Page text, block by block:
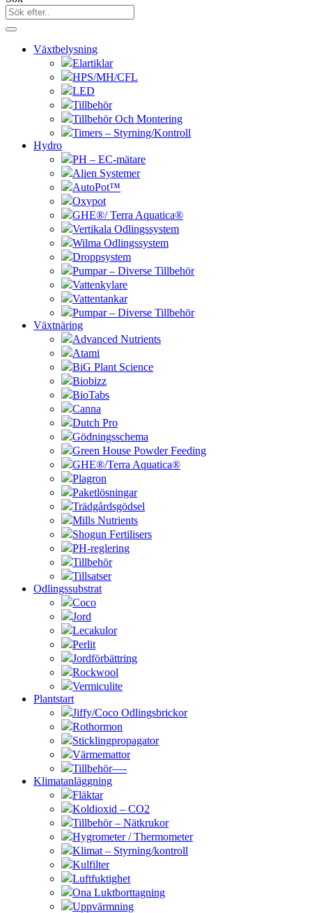
Växtbelysning
Elartiklar
HPS/MH/CFL
LED
Tillbehör
Tillbehör Och Montering
Timers – Styrning/Kontroll
Hydro
PH – EC-mätare
Alien Systemer
AutoPot™
Oxypot
GHE®/ Terra Aquatica®
Vertikala Odlingssystem
Wilma Odlingssystem
Droppsystem
Pumpar – Diverse Tillbehör
Vattenkylare
Vattentankar
Pumpar – Diverse Tillbehör
Växtnäring
Advanced Nutrients
Atami
BiG Plant Science
Biobizz
BioTabs
Canna
Dutch Pro
Gödningsschema
Green House Powder Feeding
GHE®/Terra Aquatica®
Plagron
Paketlösningar
Trädgårdsgödsel
Mills Nutrients
Shogun Fertilisers
PH-reglering
Tillbehör
Tillsatser
Odlingssubstrat
Coco
Jord
Lecakulor
Perlit
Jordförbättring
Rockwool
Vermiculite
Plantstart
Jiffy/Coco Odlingsbrickor
Rothormon
Sticklingpropagator
Värmemattor
Tillbehör—-
Klimatanläggning
Fläktar
Koldioxid – CO2
Tillbehör – Nätkrukor
Hygrometer / Thermometer
Klimat – Styrning/kontroll
Kulfilter
Luftfuktighet
Ona Luktborttagning
Uppvärmning